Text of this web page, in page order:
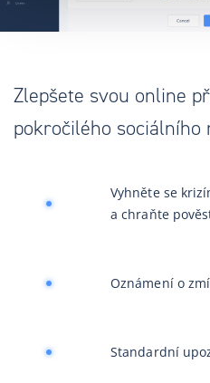
Zlepšete svou online
pokročilého sociálního
Vyhněte se
a chraňte
Oznámení o
Standardní